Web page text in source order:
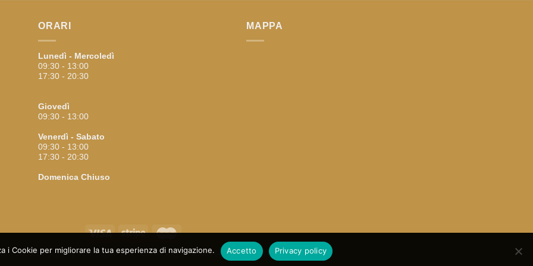
ORARI
Lunedì - Mercoledì
09:30 - 13:00
17:30 - 20:30
Giovedì
09:30 - 13:00
Venerdì - Sabato
09:30 - 13:00
17:30 - 20:30
Domenica Chiuso
MAPPA
- 2023 Design ByThe Digital Box SRLAll Rights Reserved - P.I.: 05013570725
i Cookie per migliorare la tua esperienza di navigazione. Accetto Privacy policy